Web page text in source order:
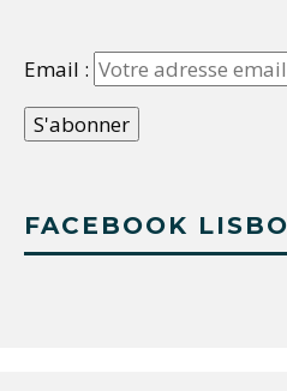
Email :
FACEBOOK